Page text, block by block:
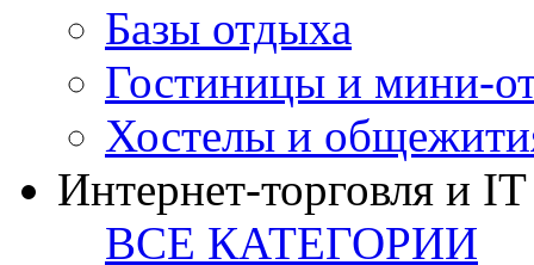
Базы отдыха
Гостиницы и мини-
Хостелы и
Интернет-торговля и IT
ВСЕ КАТЕГОРИИ